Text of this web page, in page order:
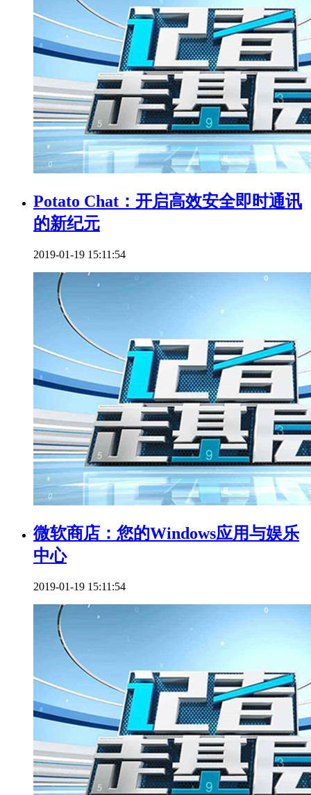
Potato Chat：开启高效安全即时通讯
的新纪元
2019-01-19 15:11:54
微软商店：您的Windows应用与娱乐
中心
2019-01-19 15:11:54